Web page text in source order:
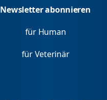
Newsletter abonnieren
für Human
für Veterinär